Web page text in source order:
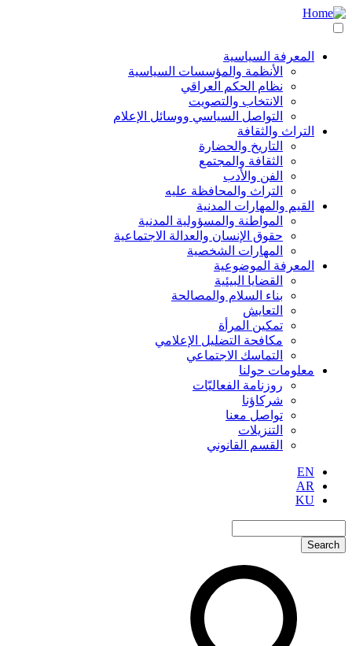
انتقل
مباشرة
الرئيسي
navigation
المعرفة السياسية
الأنظمة والمؤسسات السياسية
نظام الحكم العراقي
الانتخاب والتصويت
التواصل السياسي ووسائل الإعلام
التراث والثقافة
التاريخ والحضارة
الثقافة والمجتمع
الفن والأدب
التراث والمحافظة عليه
القيم والمهارات المدنية
المواطنة والمسؤولية المدنية
حقوق الإنسان والعدالة الاجتماعية
المهارات الشخصية
المعرفة الموضوعية
القضايا البيئية
بناء السلام والمصالحة
التعايش
تمكين المرأة
مكافحة التضليل الإعلامي
التماسك الاجتماعي
معلومات حولنا
روزنامة الفعاليّات
شركاؤنا
تواصل معنا
التنزيلات
القسم القانوني
EN
AR
KU